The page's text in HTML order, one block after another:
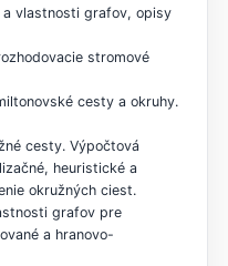
vlastnosti grafov, opisy
stromové
cesty a okruhy.
cesty. Výpočtová
heuristické a
okružných ciest.
grafov pre
a hranovo-